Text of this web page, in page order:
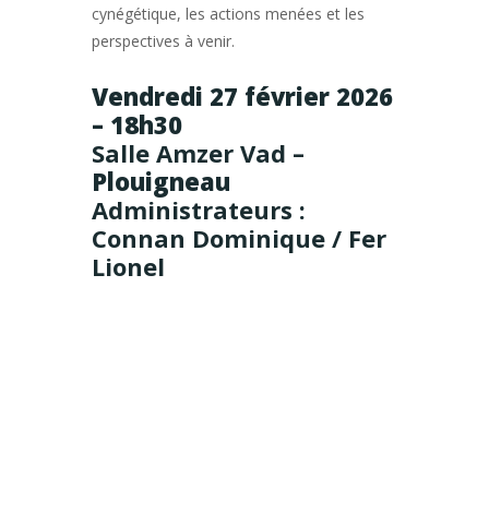
cynégétique, les actions menées et les
perspectives à venir.
Vendredi 27 février 2026
– 18h30
Salle Amzer Vad –
Plouigneau
Administrateurs :
Connan Dominique / Fer
Lionel